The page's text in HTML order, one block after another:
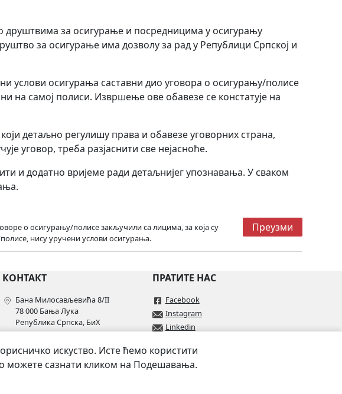
друштвима за осигурање и посредницима у осигурању
за осигурање има дозволу за рад у Републици Српској и
услови осигурања саставни дио уговора о осигурању/полисе
на самој полиси. Извршење ове обавезе се констатује на
детаљно регулишу права и обавезе уговорних страна,
уговор, треба разјаснити све нејасноће.
и додатно вријеме ради детаљнијег упознавања. У сваком
о осигурању/полисе закључили са лицима, за која су
нису уручени услови осигурања.
Преузми
КОНТАКТ
Бана Милосављевића 8/II
78 000 Бања Лука
Република Српска, БиХ
+387 51 228 920
kabinet@azors.rs.ba
ПРАТИТЕ НАС
Facebook
Instagram
Linkedin
искуство. Исте ћемо користити
можете сазнати кликом на Подешавања.